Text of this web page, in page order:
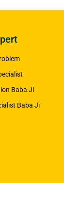
Baba Ji
Baba Ji